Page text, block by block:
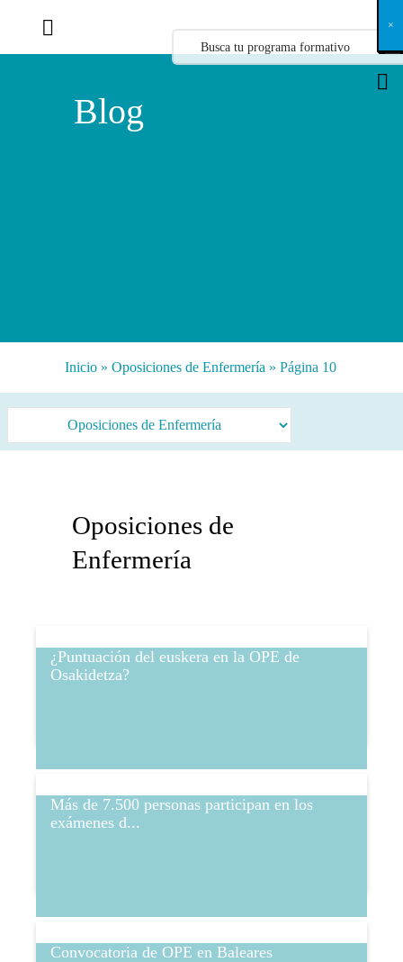
Blog
Inicio » Oposiciones de Enfermería » Página 10
Oposiciones de
Enfermería
¿Puntuación del euskera en la OPE de
Osakidetza?
Más de 7.500 personas participan en los
exámenes d...
Convocatoria de OPE en Baleares
X
×
×
×
×
×
×
×
×
×
×
×
×
×
×
×
×
×
×
×
×
×
×
×
×
×
×
×
×
×
×
×
×
×
×
×
×
×
×
×
×
×
×
×
×
×
×
×
×
×
×
×
×
×
×
×
×
×
×
×
×
×
×
×
×
×
×
×
×
×
×
×
×
×
×
×
×
×
×
×
×
×
×
×
×
×
×
×
×
×
×
×
×
×
×
×
×
×
×
×
×
×
×
×
×
×
×
×
×
×
×
×
×
×
×
×
×
×
×
×
×
×
×
×
×
×
×
×
×
×
×
×
×
×
×
×
×
×
×
×
×
×
×
×
×
×
×
×
×
×
×
×
×
×
×
×
×
×
×
×
×
×
×
×
×
×
×
×
×
×
×
×
×
×
×
×
×
×
×
×
×
×
×
×
×
×
×
×
×
×
×
×
×
×
×
×
×
×
×
×
×
×
×
×
×
×
×
×
×
×
×
×
×
×
×
×
×